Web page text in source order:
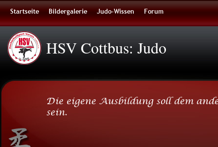
Startseite Bildergalerie Judo-Wissen Forum
HSV Cottbus: Judo
Die eigene Ausbildung soll dem
sein.